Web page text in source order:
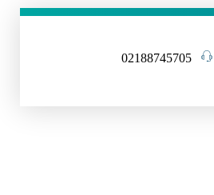
02188745705